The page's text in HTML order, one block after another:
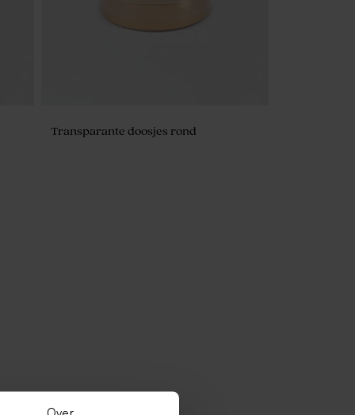
Transparante doosjes rond